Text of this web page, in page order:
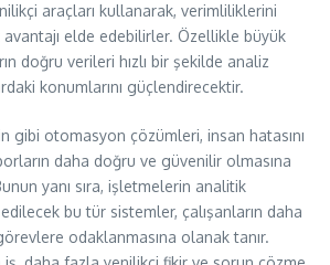
araçları kullanarak, verimliliklerini
elde edebilirler. Özellikle büyük
doğru verileri hızlı bir şekilde analiz
konumlarını güçlendirecektir.
gibi otomasyon çözümleri, insan hatasını
daha doğru ve güvenilir olmasına
yanı sıra, işletmelerin analitik
bu tür sistemler, çalışanların daha
odaklanmasına olanak tanır.